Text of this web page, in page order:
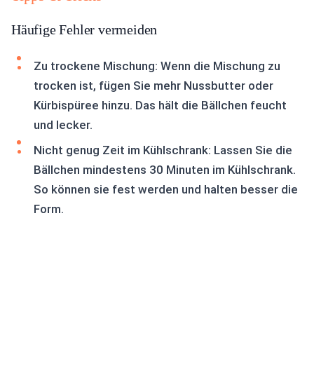
Häufige Fehler vermeiden
Zu trockene Mischung: Wenn die Mischung zu
trocken ist, fügen Sie mehr Nussbutter oder
Kürbispüree hinzu. Das hält die Bällchen feucht
und lecker.
Nicht genug Zeit im Kühlschrank: Lassen Sie die
Bällchen mindestens 30 Minuten im Kühlschrank.
So können sie fest werden und halten besser die
Form.